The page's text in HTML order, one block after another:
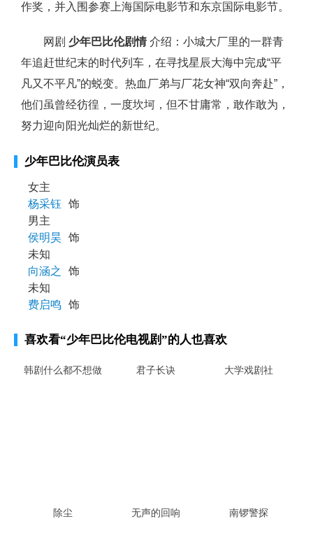
作奖，并入围参赛上海国际电影节和东京国际电影节。
网剧 少年巴比伦剧情介绍：小城大厂里的一群青
年追赶世纪末的时代列车，在寻找星辰大海中完成“平
凡又不平凡”的蜕变。热血厂弟与厂花女神“双向奔赴”，
他们虽曾经彷徨，一度坎坷，但不甘庸常，敢作敢为，
努力迎向阳光灿烂的新世纪。
少年巴比伦演员表
女主
杨采钰 饰
男主
侯明昊 饰
未知
向涵之 饰
未知
费启鸣 饰
喜欢看“少年巴比伦电视剧”的人也喜欢
韩剧什么都不想做 君子长诀 大学戏剧社
除尘 无声的回响 南锣警探